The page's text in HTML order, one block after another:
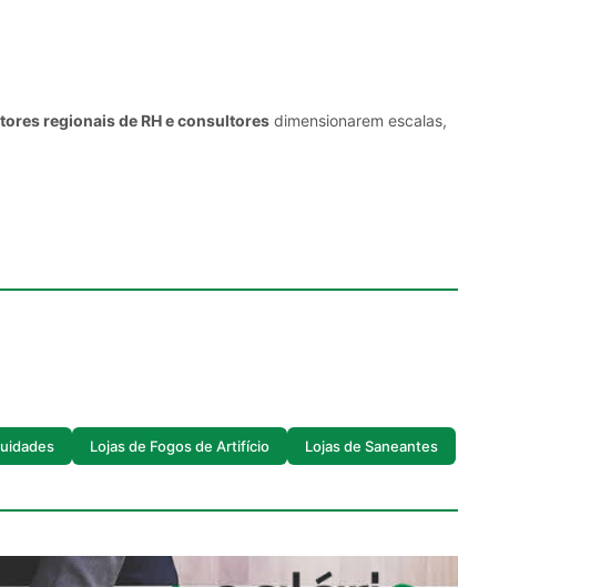
regionais de RH e consultores dimensionarem escalas,
Lojas de Fogos de Artifício Lojas de Saneantes